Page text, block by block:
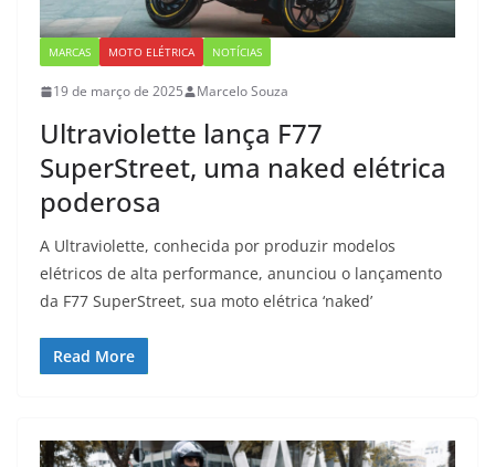
MARCAS MOTO ELÉTRICA NOTÍCIAS
19 de março de 2025 Marcelo Souza
Ultraviolette lança F77
SuperStreet, uma naked elétrica
poderosa
A Ultraviolette, conhecida por produzir modelos
elétricos de alta performance, anunciou o lançamento
da F77 SuperStreet, sua moto elétrica ‘naked’
Read More